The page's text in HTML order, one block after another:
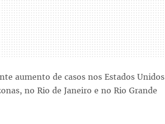
aumento de casos nos Estados Unidos
no Rio de Janeiro e no Rio Grande